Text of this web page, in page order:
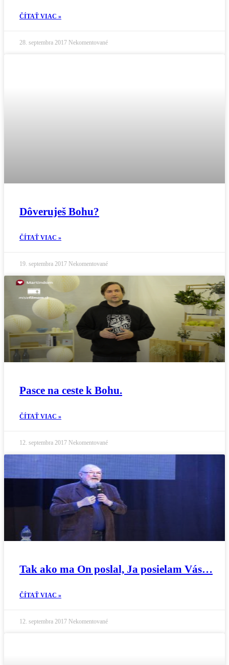
ČÍTAŤ VIAC »
28. septembra 2017 Nekomentované
Dôveruješ Bohu?
ČÍTAŤ VIAC »
19. septembra 2017 Nekomentované
Pasce na ceste k Bohu.
ČÍTAŤ VIAC »
12. septembra 2017 Nekomentované
Tak ako ma On poslal, Ja posielam Vás…
ČÍTAŤ VIAC »
12. septembra 2017 Nekomentované